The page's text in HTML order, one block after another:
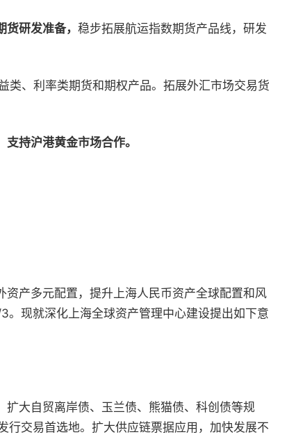
研发准备， 稳步拓展航运指数期货产品线，研发
类、利率类期货和期权产品。拓展外汇市场交易货
持沪港黄金市场合作。
产多元配置，提升上海人民币资产全球配置和风
现就深化上海全球资产管理中心建设提出如下意
大自贸离岸债、玉兰债、熊猫债、科创债等规
行交易首选地。扩大供应链票据应用，加快发展不